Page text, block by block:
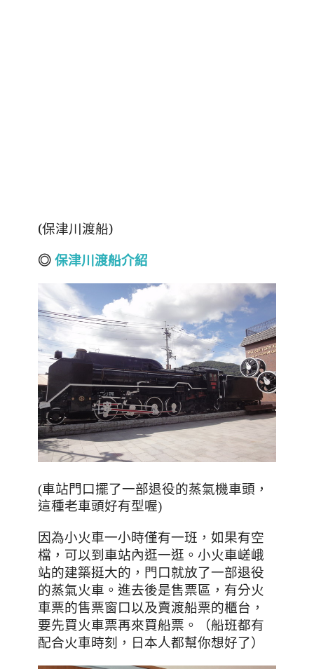
(保津川渡船)
◎ 保津川渡船介紹
(車站門口擺了一部退役的蒸氣機車頭 ，
這種老車頭好有型喔)
因為小火車一小時僅有一班，如果有空
檔，可以到車站內逛一逛。 小火車嵯峨
站的建築挺大的 ，門口就放了一部退役
的蒸氣火車。進去後是售票區，有分火
車票的售票窗口以及賣渡船票的櫃台，
要先買火車票再來買船票。（船班都有
配合火車時刻，日本人都幫你想好了）